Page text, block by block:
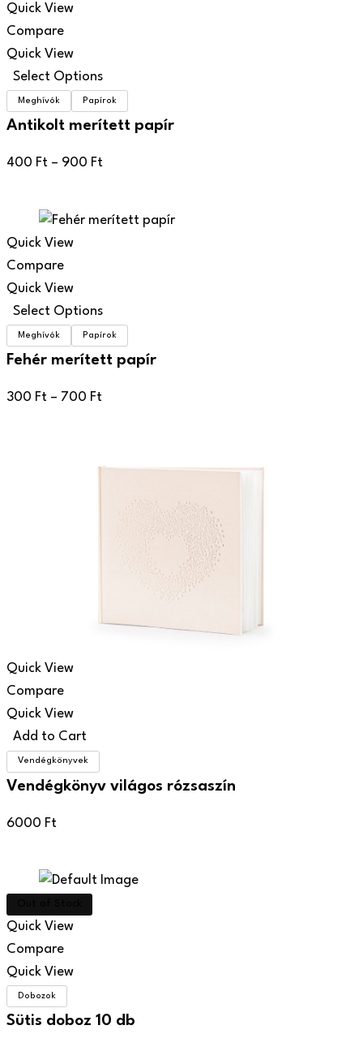
Quick View
Compare
Quick View
Select Options
Meghívók Papírok
Antikolt merített papír
400 Ft – 900 FtÁrtartomány:
Quick View
Compare
Quick View
Select Options
Meghívók Papírok
Fehér merített papír
300 Ft – 700 Ft
700 Ft
Quick View
Compare
Quick View
Add to Cart
Vendégkönyvek
Vendégkönyv világos rózsaszín
6000 Ft
Quick View
Compare
Quick View
Dobozok
Sütis doboz 10 db